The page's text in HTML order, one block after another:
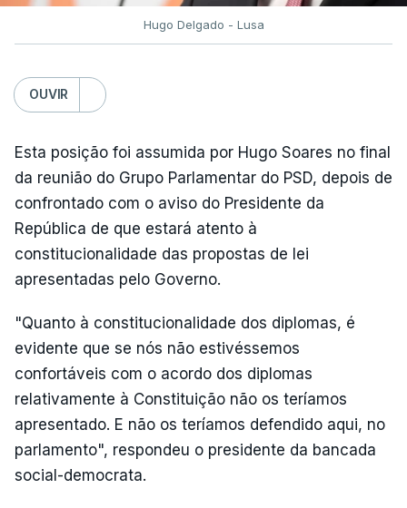
Hugo Delgado - Lusa
OUVIR
Esta posição foi assumida por Hugo Soares no final
da reunião do Grupo Parlamentar do PSD, depois de
confrontado com o aviso do Presidente da
República de que estará atento à
constitucionalidade das propostas de lei
apresentadas pelo Governo.
"Quanto à constitucionalidade dos diplomas, é
evidente que se nós não estivéssemos
confortáveis com o acordo dos diplomas
relativamente à Constituição não os teríamos
apresentado. E não os teríamos defendido aqui, no
parlamento", respondeu o presidente da bancada
social-democrata.